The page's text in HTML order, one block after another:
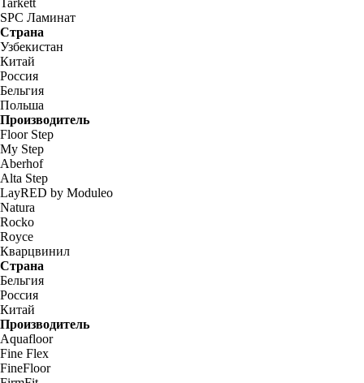
Tarkett
SPC Ламинат
Страна
Узбекистан
Китай
Россия
Бельгия
Польша
Производитель
Floor Step
My Step
Aberhof
Alta Step
LayRED by Moduleo
Natura
Rocko
Royce
Кварцвинил
Страна
Бельгия
Россия
Китай
Производитель
Aquafloor
Fine Flex
FineFloor